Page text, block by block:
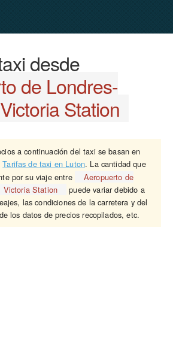
desde
de Londres-
Victoria Station
a continuación del taxi se basan en
Tarifas de taxi en Luton. La cantidad que
por su viaje entre
Aeropuerto de
Victoria Station
puede variar debido a
las condiciones de la carretera y del
los datos de precios recopilados, etc.